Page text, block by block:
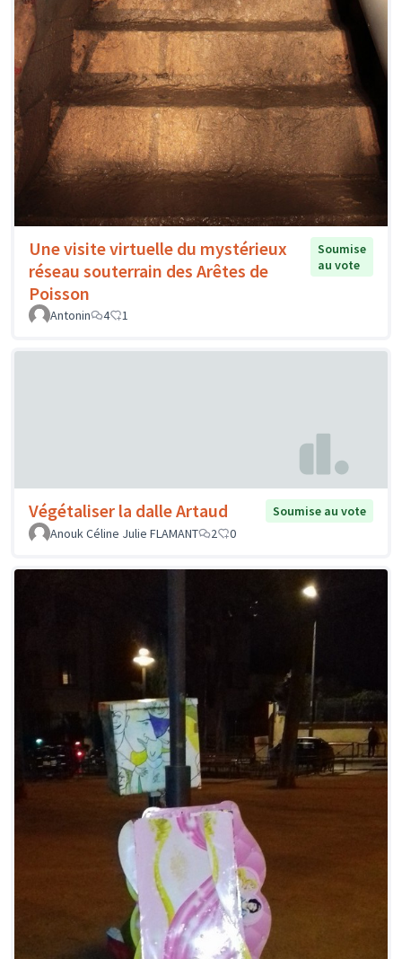
Une visite virtuelle du mystérieux
réseau souterrain des Arêtes de
Poisson
Soumise
au vote
Antonin 4 1
Végétaliser la dalle Artaud
Soumise au vote
Anouk Céline Julie FLAMANT
2 0